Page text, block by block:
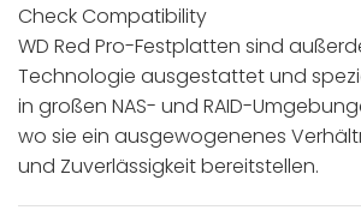
Check Compatibility
WD Red Pro-Festplatten sind
Technologie ausgestattet und
in großen NAS- und RAID-
wo sie ein ausgewogenenes
und Zuverlässigkeit bereitstellen.